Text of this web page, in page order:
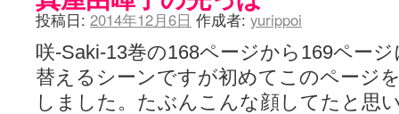
投稿日: 2014年12月6日 作成者: yurippoi
咲-Saki-13巻の168ページから169ペー
替えるシーンですが初めてこのページ
しました。たぶんこんな顔してたと思